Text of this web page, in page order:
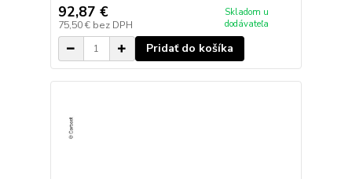
92,87 €
75,50 € bez DPH
Skladom u
dodávateľa
Pridať do košíka